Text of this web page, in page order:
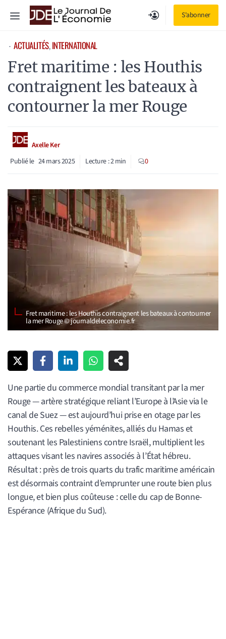
S'abonner
Menu
⋅ ACTUALITÉS, INTERNATIONAL
Fret maritime : les Houthis
contraignent les bateaux à
contourner la mer Rouge
Axelle Ker
Publié le 24 mars 2025 Lecture :2min 0
Fret maritime : les Houthis contraignent les bateaux à contourner
la mer Rouge © journaldeleconomie.fr
Une partie du commerce mondial transitant par la mer
Rouge — artère stratégique reliant l’Europe à l’Asie via le
canal de Suez — est aujourd’hui prise en otage par les
Houthis. Ces rebelles yéménites, alliés du Hamas et
soutenant les Palestiniens contre Israël, multiplient les
attaques visant les navires associés à l’État hébreu.
Résultat : près de trois quarts du trafic maritime américain
est désormais contraint d’emprunter une route bien plus
longue, et bien plus coûteuse : celle du cap de Bonne-
Espérance (Afrique du Sud).